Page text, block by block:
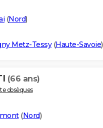
(Nord)
Metz-Tessy(Haute-Savoie)
(66 ans)
obsèques
(Nord)